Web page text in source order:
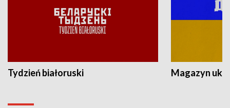
Tydzień białoruski Magazyn